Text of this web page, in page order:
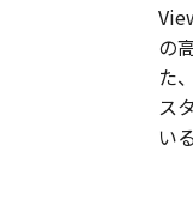
の
た
ス
い